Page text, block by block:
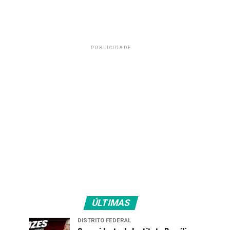
PUBLICIDADE
ÚLTIMAS
DISTRITO FEDERAL